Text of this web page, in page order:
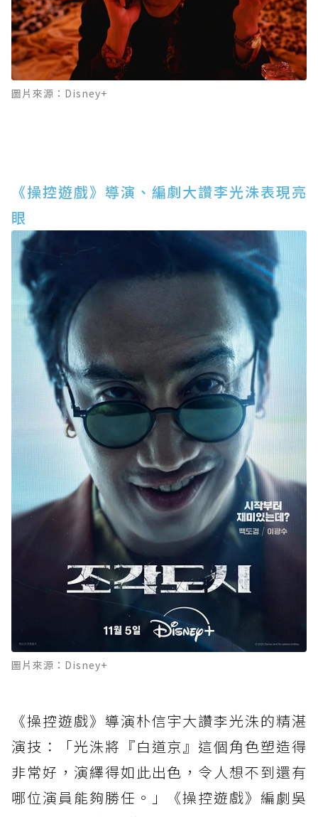
圖片來源：Disney+
《操控遊戲》導演、編劇大讚李光洙表現亮
眼
圖片來源：Disney+
《操控遊戲》導演朴信宇大讚李光洙的精湛
演技：「光洙將『白道京』這個角色塑造得
非常好，演繹得如此出色，令人想不到還有
哪位演員能夠勝任。」《操控遊戲》編劇吳